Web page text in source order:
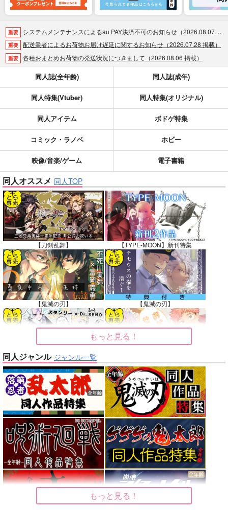
重要 システムメンテナンスによるau PAY決済不可のお知らせ（2026.08.07 掲載）
重要 配送業者によるお荷物お届け遅延に関するお知らせ（2026.07.28 掲載）
重要 各種おまとめお荷物の発送状況につきまして（2026.08.06 掲載）
おまとめサイクル「定期便(月2)」一般会員様の利用再開のお知らせ（2026.02.05 掲載）
重要 「とらのあな×駿河屋日本橋乙女同人誌館」通販店頭受取サービス開始のお知らせ（2026.01.05 更新｜2025.12.30 掲載）
【2025/12/1より】「通販ポイント⇒とらコイン変換キャンペーン」終了のお知らせ（2025.11.21 掲載）
個人情報保護方針の改定について（2025.09.19 更新｜2025.08.01 掲載）
重要 ポイント付与・管理体制改定のお知らせ（2024.11.20 掲載）
全てのお知らせを見る
同人誌(全年齢) 同人誌(成年)
同人特集(Vtuber) 同人特集(オリジナル)
同人アイテム ボドゲ特集
コミック・ラノベ ホビー
映像/音楽/ゲーム 電子書籍
同人オススメ 同人TOP
【刀剣乱舞】 【TYPE-MOON】新刊特集
【鬼滅の刃】 【鬼滅の刃】
【Dr.STONE】 【呪術廻戦】
【オリジナル】 【東京卍リベンジャーズ】
【刀剣乱舞】 【僕のヒーローアカデミア】
もっと見る！
同人ジャンル ジャンル一覧
もっと見る！